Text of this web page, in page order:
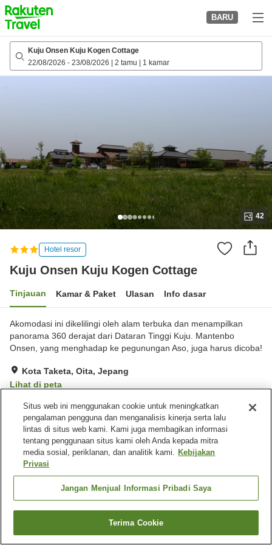
to
top
page
BARU
Kuju Onsen Kuju Kogen Cottage
22/08/2026 - 23/08/2026 2 tamu 1 kamar
42
Hotel resor
Kuju Onsen Kuju Kogen Cottage
Tinjauan Kamar & Paket Ulasan Info dasar
Akomodasi ini dikelilingi oleh alam terbuka dan menampilkan
panorama 360 derajat dari Dataran Tinggi Kuju. Mantenbo
Onsen, yang menghadap ke pegunungan Aso, juga harus dicoba!
Kota Taketa, Oita, Jepang
Lihat di peta
Sangat baik Ulasan: 224
Fasilitas properti
Tempat parkir
Sauna
Spa / Salon kecantikan
Beranda Jepang Oita
Kota Taketa
Kuju Onsen Kuju Kogen Cottage
Cari kamar
Situs web ini menggunakan cookie untuk meningkatkan
pengalaman pengguna dan menganalisis kinerja serta lalu
lintas di situs web kami. Kami juga membagikan informasi
tentang penggunaan situs kami oleh Anda kepada mitra
media sosial, periklanan, dan analitik kami. Kebijakan
Privasi
Jangan Menjual Informasi Pribadi Saya
Terima Cookie